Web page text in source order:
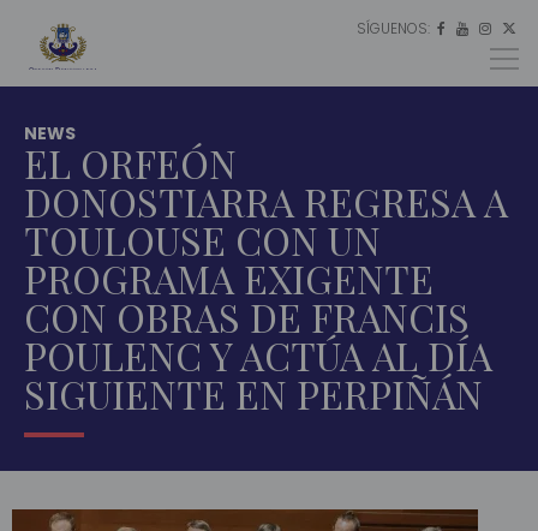
SÍGUENOS:    ES
EU
EN
NEWS
EL ORFEÓN
DONOSTIARRA REGRESA A
TOULOUSE CON UN
PROGRAMA EXIGENTE
CON OBRAS DE FRANCIS
POULENC Y ACTÚA AL DÍA
SIGUIENTE EN PERPIÑÁN